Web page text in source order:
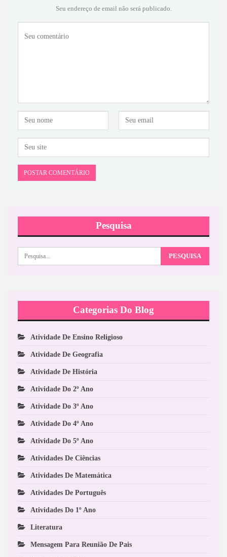
Seu endereço de email não será publicado.
Pesquisa
Categorias Do Blog
Atividade De Ensino Religioso
Atividade De Geografia
Atividade De História
Atividade Do 2º Ano
Atividade Do 3º Ano
Atividade Do 4º Ano
Atividade Do 5º Ano
Atividades De Ciências
Atividades De Matemática
Atividades De Português
Atividades Do 1º Ano
Literatura
Mensagem Para Reunião De Pais